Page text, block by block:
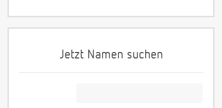
Jetzt Namen suchen